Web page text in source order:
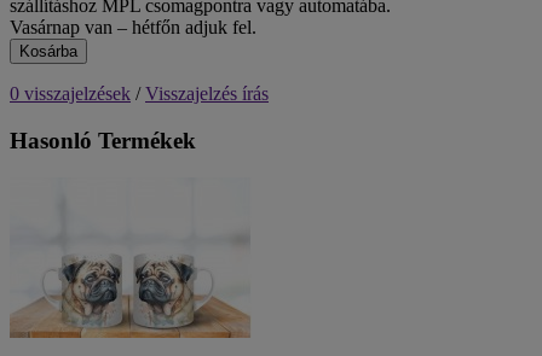
szállításhoz MPL csomagpontra vagy automatába.
Vasárnap van – hétfőn adjuk fel.
Kosárba
0 visszajelzések /Visszajelzés írás
Hasonló Termékek